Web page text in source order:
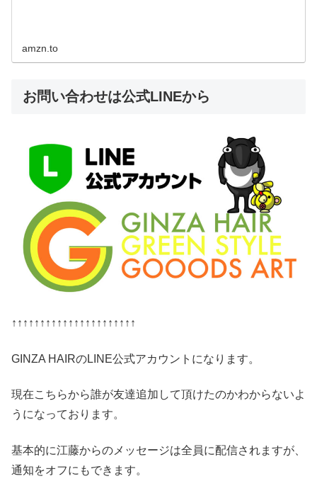
amzn.to
お問い合わせは公式LINEから
↑↑↑↑↑↑↑↑↑↑↑↑↑↑↑↑↑↑↑↑↑↑
GINZA HAIRのLINE公式アカウントになります。
現在こちらから誰が友達追加して頂けたのかわからないよ
うになっております。
基本的に江藤からのメッセージは全員に配信されますが、
通知をオフにもできます。